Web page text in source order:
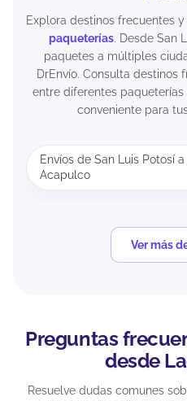
Explora destinos frecuentes
paqueterías. Desde San
paquetes a múltiples
DrEnvío. Consulta destinos
entre diferentes
conveniente para
Envíos de San Luis Potosí a
Acapulco
Ver más
Preguntas
desde
Resuelve dudas comunes